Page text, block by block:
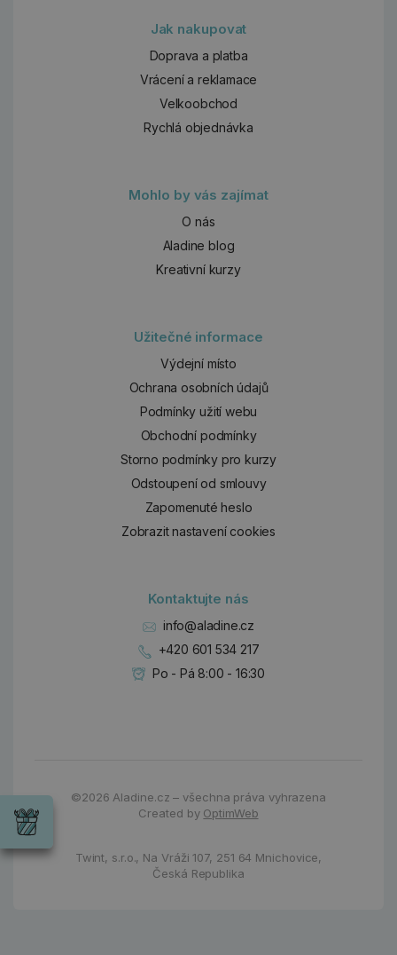
Jak nakupovat
Doprava a platba
Vrácení a reklamace
Velkoobchod
Rychlá objednávka
Mohlo by vás zajímat
O nás
Aladine blog
Kreativní kurzy
Užitečné informace
Výdejní místo
Ochrana osobních údajů
Podmínky užití webu
Obchodní podmínky
Storno podmínky pro kurzy
Odstoupení od smlouvy
Zapomenuté heslo
Zobrazit nastavení cookies
Kontaktujte nás
info@aladine.cz
+420 601 534 217
Po - Pá 8:00 - 16:30
©2026Aladine.cz – všechna práva vyhrazena
Created by OptimWeb
Twint, s.r.o., Na Vráži 107, 251 64 Mnichovice,
Česká Republika
Wrendale
příležitost
Chci si vybrat